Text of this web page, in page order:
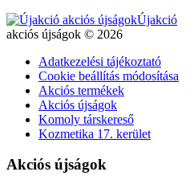
Újakció
akciós újságok © 2026
Adatkezelési tájékoztató
Cookie beállítás módosítása
Akciós termékek
Akciós újságok
Komoly társkereső
Kozmetika 17. kerület
Akciós újságok